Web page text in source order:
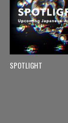
SPOTLIGHT